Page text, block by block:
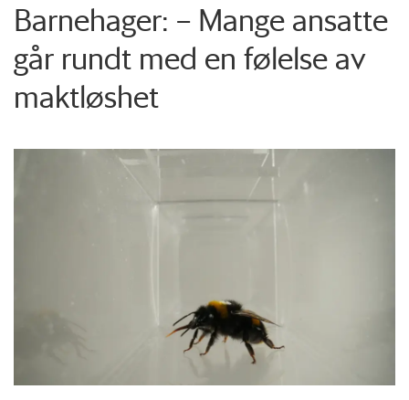
Barnehager: – Mange ansatte
går rundt med en følelse av
maktløshet